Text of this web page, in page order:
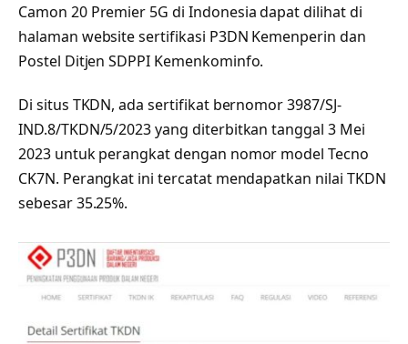
Camon 20 Premier 5G di Indonesia dapat dilihat di
halaman website sertifikasi P3DN Kemenperin dan
Postel Ditjen SDPPI Kemenkominfo.
Di situs TKDN, ada sertifikat bernomor 3987/SJ-
IND.8/TKDN/5/2023 yang diterbitkan tanggal 3 Mei
2023 untuk perangkat dengan nomor model Tecno
CK7N. Perangkat ini tercatat mendapatkan nilai TKDN
sebesar 35.25%.